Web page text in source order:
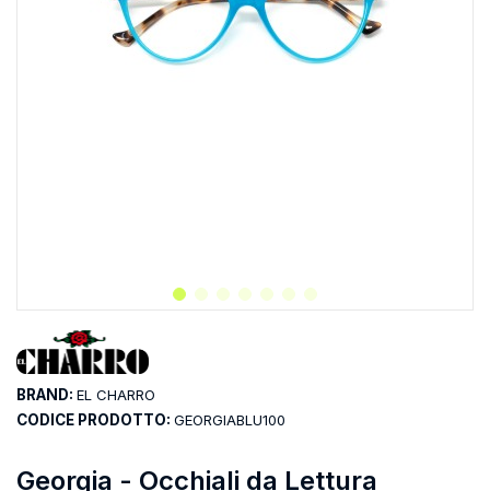
Georgia - Occhiali da Lettura
BRAND: EL CHARRO
CODICE PRODOTTO: GEORGIABLU100